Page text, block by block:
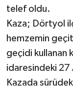
telef oldu.
Kaza; Dörtyol
hemzemin
geçidi kullanan
idaresindeki 27
Kazada